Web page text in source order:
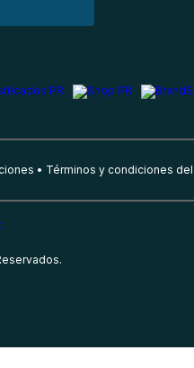
Términos y condiciones